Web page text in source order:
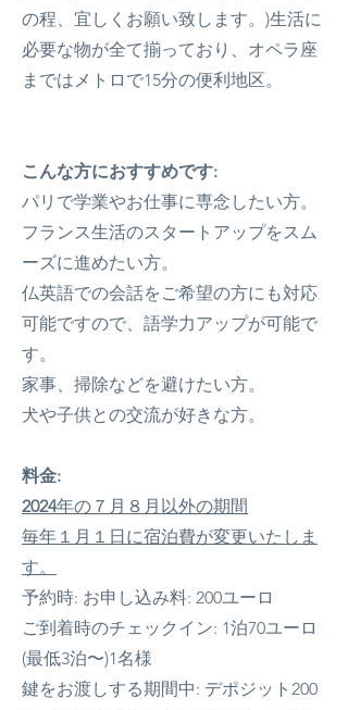
の程、宜しくお願い致します。)生活に
必要な物が全て揃っており、オペラ座
まではメトロで15分の便利地区。
こんな方におすすめです:
パリで学業やお仕事に専念したい方。
フランス生活のスタートアップをスム
ーズに進めたい方。
仏英語での会話をご希望の方にも対応
可能ですので、語学力アップが可能で
す。
家事、掃除などを避けたい方。
犬や子供との交流が好きな方。
料金:
2024年の７月８月以外の期間
毎年１月１日に宿泊費が変更いたしま
す。
予約時: お申し込み料: 200ユーロ
ご到着時のチェックイン: 1泊70ユーロ
(最低3泊〜)1名様
鍵をお渡しする期間中: デポジット200